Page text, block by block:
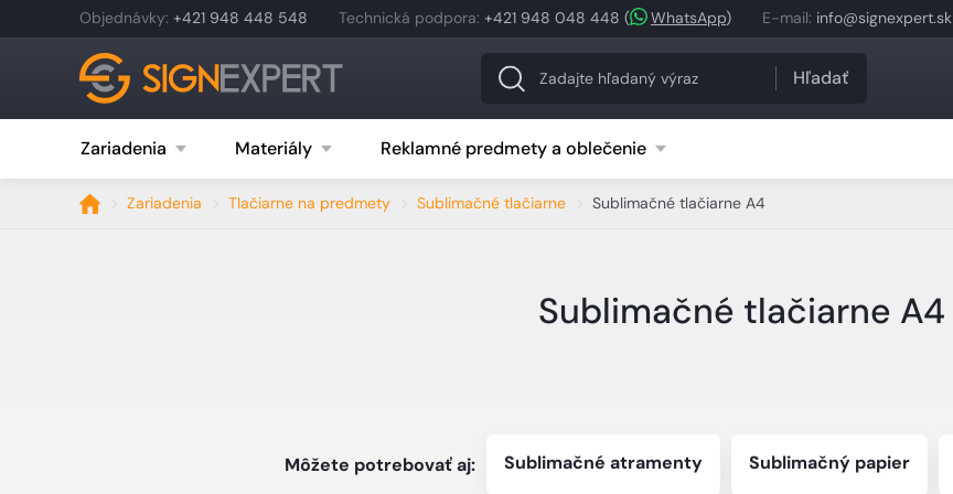
Objednávky: +421 948 448 548 Technická podpora: +421 948 048 448 ( WhatsApp) E-mail: info@signexpert.sk
Hľadať
Zariadenia Materiály Reklamné predmety a oblečenie
Zariadenia Tlačiarne na predmety Sublimačné tlačiarne Sublimačné tlačiarne A4
Sublimačné tlačiarne A4
Môžete potrebovať aj: Sublimačné atramenty Sublimačný papier